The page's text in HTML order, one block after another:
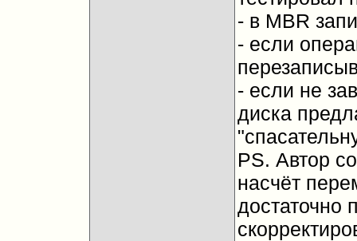
- в MBR
- если
- если не
диска
PS. Автор
насчёт
достаточно